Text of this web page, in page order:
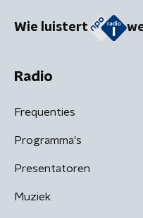
Wie luistert
Radio
Frequenties
Programma's
Presentatoren
Muziek